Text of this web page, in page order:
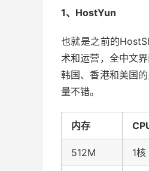
1、HostYun
也就是之前的
术和运营，全中文
韩国、香港和美国
量不错。
内存
512M 1核